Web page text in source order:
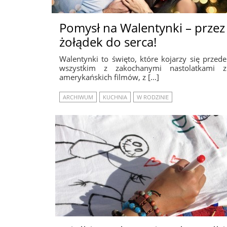
Pomysł na Walentynki – przez
żołądek do serca!
Walentynki to święto, które kojarzy się przede
wszystkim z zakochanymi nastolatkami z
amerykańskich filmów, z […]
ARCHIWUM KUCHNIA W RODZINIE